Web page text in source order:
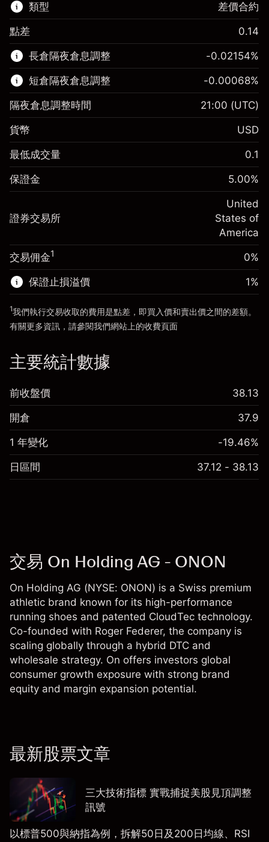
類型
該金融市場可進行差價合約交易。
了解更多：
差價合約
差價合約
點差 0.14
長倉隔夜倉息調整
保證金。您的投資 $1,000.00
隔夜倉息
-0.02154
%
(-$4.31)
來自杠杆的資金 - 美元（大約值）
$19,000.00
前往平台
-0.02154%
短倉隔夜倉息調整
保證金。您的投資 $1,000.00
隔夜倉息
-0.000682
%
(-$0.14)
$20,000.00
來自杠杆的資金 - 美元（大約值）$19,000.00
前往平台
-0.00068%
隔夜倉息調整時間 21:00 (UTC)
貨幣 USD
最低成交量 0.1
保證金 5.00%
證券交易所
United
States of
America
交易佣金1 0%
保證止損溢價 1%
1我們執行交易收取的費用是點差，即買入價和賣出價之間的差額。
有關更多資訊，請參閱我們網站上的收費頁面
主要統計數據
前收盤價 38.13
開倉 37.9
1 年變化 -19.46%
日區間 37.12 - 38.13
交易 On Holding AG - ONON
On Holding AG (NYSE: ONON) is a Swiss premium
athletic brand known for its high-performance
running shoes and patented CloudTec technology.
Co-founded with Roger Federer, the company is
scaling globally through a hybrid DTC and
wholesale strategy. On offers investors global
consumer growth exposure with strong brand
equity and margin expansion potential.
最新股票文章
三大技術指標 實戰捕捉美股見頂調整
訊號
以標普500與納指為例，拆解50日及200日均線、RSI